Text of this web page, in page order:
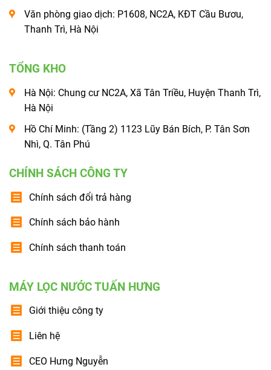
Văn phòng giao dịch: P1608, NC2A, KĐT Cầu Bươu,
Thanh Trì, Hà Nội
TỔNG KHO
Hà Nội: Chung cư NC2A, Xã Tân Triều, Huyện Thanh Trì,
Hà Nội
Hồ Chí Minh: (Tầng 2) 1123 Lũy Bán Bích, P. Tân Sơn
Nhì, Q. Tân Phú
CHÍNH SÁCH CÔNG TY
Chính sách đổi trả hàng
Chính sách bảo hành
Chính sách thanh toán
MÁY LỌC NƯỚC TUẤN HƯNG
Giới thiệu công ty
Liên hệ
CEO Hưng Nguyễn